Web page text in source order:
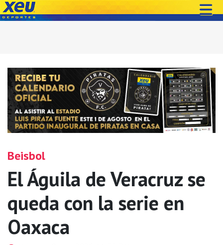
Beisbol
El Águila de Veracruz se
queda con la serie en
Oaxaca